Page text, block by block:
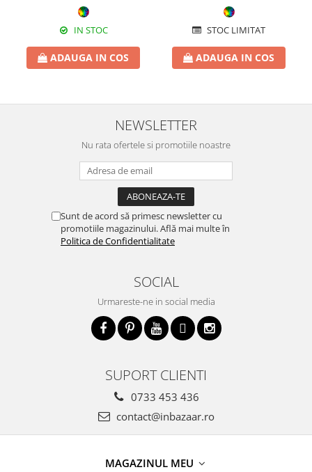
IN STOC
ADAUGA IN COS
STOC LIMITAT
ADAUGA IN COS
NEWSLETTER
Nu rata ofertele si promotiile noastre
Sunt de acord să primesc newsletter cu
promotiile magazinului. Află mai multe în
Politica de Confidentialitate
SOCIAL
Urmareste-ne in social media
SUPORT CLIENTI
0733 453 436
contact@inbazaar.ro
MAGAZINUL MEU